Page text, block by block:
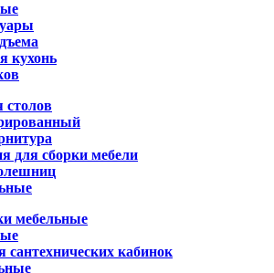
кухонь
столов
для сборки мебели
мебельные
кабинок